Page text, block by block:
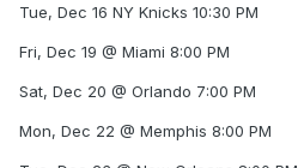
Tue, Dec 16 NY Knicks 10:30 PM
Fri, Dec 19 @ Miami 8:00 PM
Sat, Dec 20 @ Orlando 7:00 PM
Mon, Dec 22 @ Memphis 8:00 PM